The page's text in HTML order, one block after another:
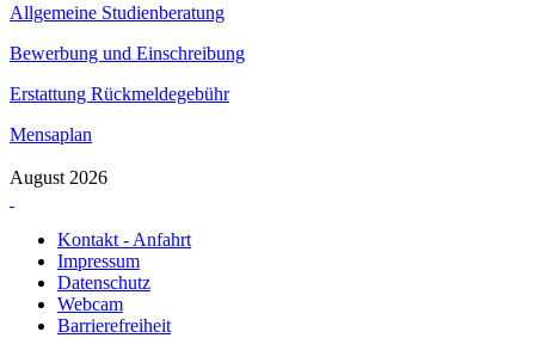
Allgemeine Studienberatung
Bewerbung und Einschreibung
Erstattung Rückmeldegebühr
Mensaplan
August 2026
Kontakt - Anfahrt
Impressum
Datenschutz
Webcam
Barrierefreiheit